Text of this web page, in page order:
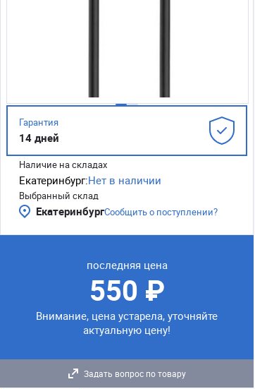
Гарантия
14 дней
Наличие на складах
Екатеринбург:Нет в наличии
Выбранный склад
ЕкатеринбургСообщить о поступлении?
последняя цена
550 ₽
Внимание, цена устарела, уточняйте
актуальную цену!
Задать вопрос по товару